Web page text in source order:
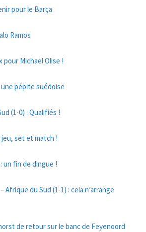
pour le Barça
Ramos
pour Michael Olise !
pépite suédoise
(1-0) : Qualifiés !
jeu, set et match !
un fin de dingue !
Afrique du Sud (1-1) : cela n’arrange
de retour sur le banc de Feyenoord